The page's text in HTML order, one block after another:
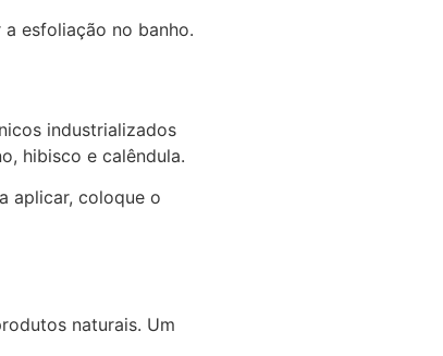
esfoliação no banho.
industrializados
hibisco e calêndula.
aplicar, coloque o
naturais. Um